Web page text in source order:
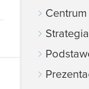
Strategia